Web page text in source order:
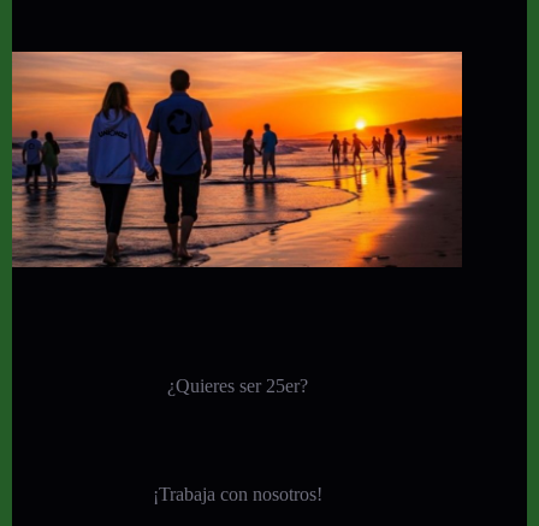
¿Quieres ser 25er?
¡Trabaja con nosotros!